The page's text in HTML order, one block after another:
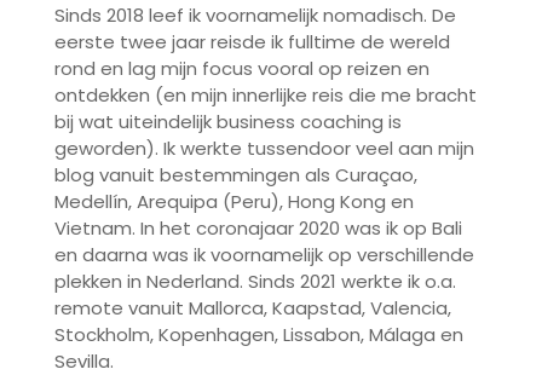
Sinds 2018 leef ik voornamelijk nomadisch. De
eerste twee jaar reisde ik fulltime de wereld
rond en lag mijn focus vooral op reizen en
ontdekken (en mijn innerlijke reis die me bracht
bij wat uiteindelijk business coaching is
geworden). Ik werkte tussendoor veel aan mijn
blog vanuit bestemmingen als Curaçao,
Medellín, Arequipa (Peru), Hong Kong en
Vietnam. In het coronajaar 2020 was ik op Bali
en daarna was ik voornamelijk op verschillende
plekken in Nederland. Sinds 2021 werkte ik o.a.
remote vanuit Mallorca, Kaapstad, Valencia,
Stockholm, Kopenhagen, Lissabon, Málaga en
Sevilla.